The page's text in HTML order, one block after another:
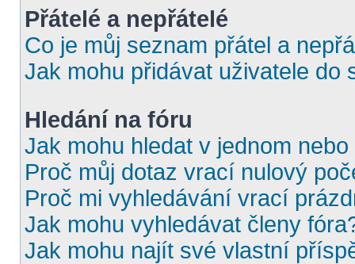
Přátelé a nepřátelé
Co je můj seznam přátel a
Jak mohu přidávat uživatele do
Hledání na fóru
Jak mohu hledat v jednom
Proč můj dotaz vrací nulový
Proč mi vyhledávání vrací
Jak mohu vyhledávat členy
Jak mohu najít své vlastní